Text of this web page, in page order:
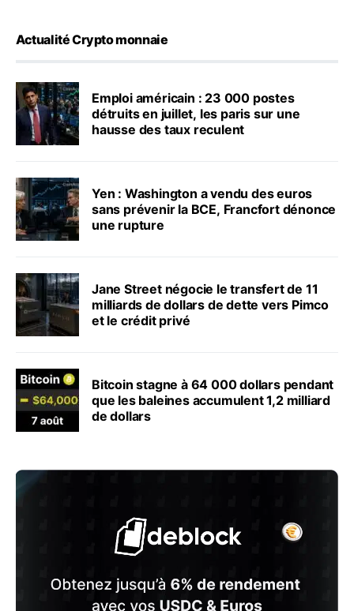
Actualité Crypto monnaie
Emploi américain : 23 000 postes
détruits en juillet, les paris sur une
hausse des taux reculent
Yen : Washington a vendu des euros
sans prévenir la BCE, Francfort dénonce
une rupture
Jane Street négocie le transfert de 11
milliards de dollars de dette vers Pimco
et le crédit privé
Bitcoin stagne à 64 000 dollars pendant
que les baleines accumulent 1,2 milliard
de dollars